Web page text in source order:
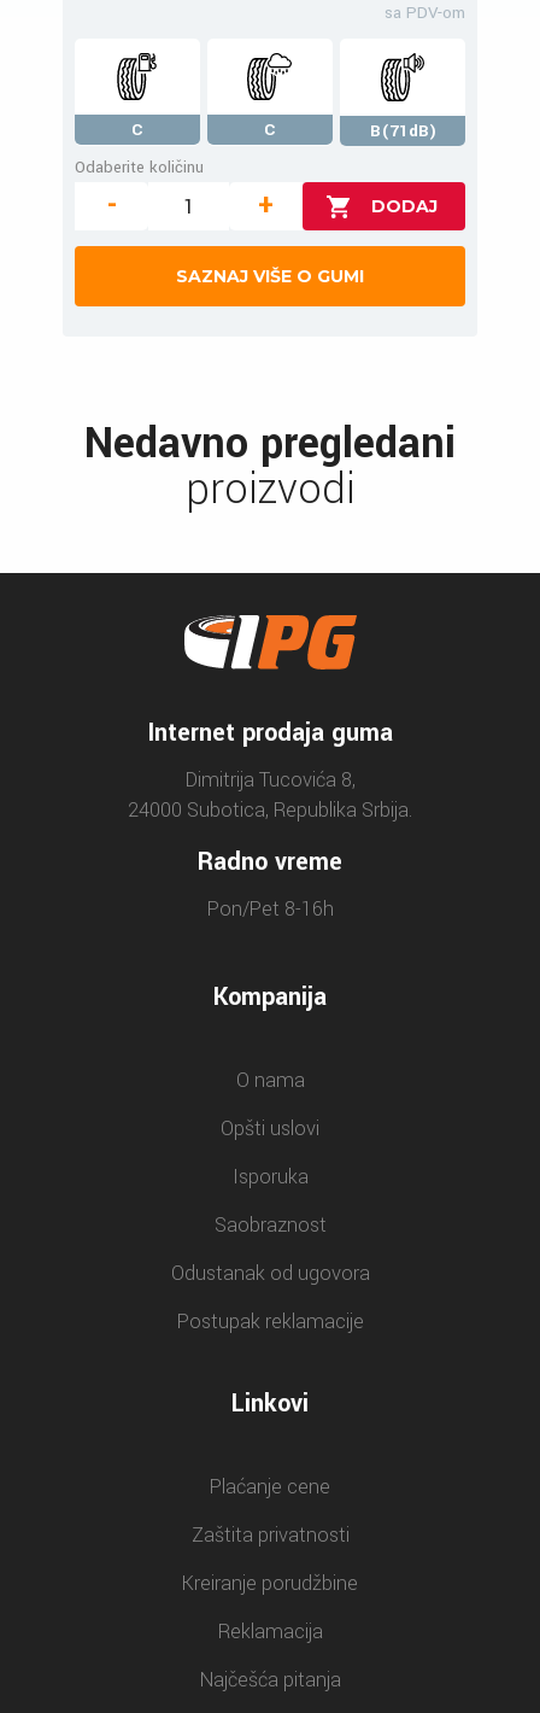
sa PDV-om
C C
B(71dB)
Odaberite količinu
- +
SAZNAJ VIŠE O GUMI
Nedavno pregledani
proizvodi
Internet prodaja guma
Dimitrija Tucovića 8,
24000 Subotica, Republika Srbija.
Radno vreme
Pon/Pet 8-16h
Kompanija
O nama
Opšti uslovi
Isporuka
Saobraznost
Odustanak od ugovora
Postupak reklamacije
Linkovi
Plaćanje cene
Zaštita privatnosti
Kreiranje porudžbine
Reklamacija
Najčešća pitanja